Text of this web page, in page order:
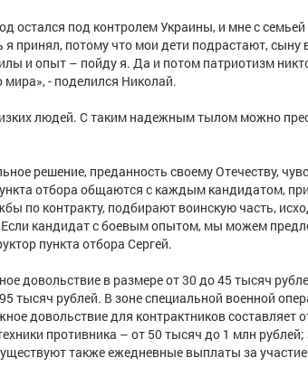
остался под контролем Украины, и мне с
принял, потому что мои дети подрастают, сыну
и опыт – пойду я. Да и потом патриотизм
мира», - поделился Николай.
людей. С таким надежным тылом можно
решение, преданность своему Отечеству,
отбора общаются с каждым кандидатом,
по контракту, подбирают воинскую часть,
Если кандидат с боевым опытом, мы можем
пункта отбора Сергей.
довольствие в размере от 30 до 45 тысяч
тысяч рублей. В зоне специальной военной
довольствие для контрактников составляет
противника – от 50 тысяч до 1 млн
также ежедневные выплаты за